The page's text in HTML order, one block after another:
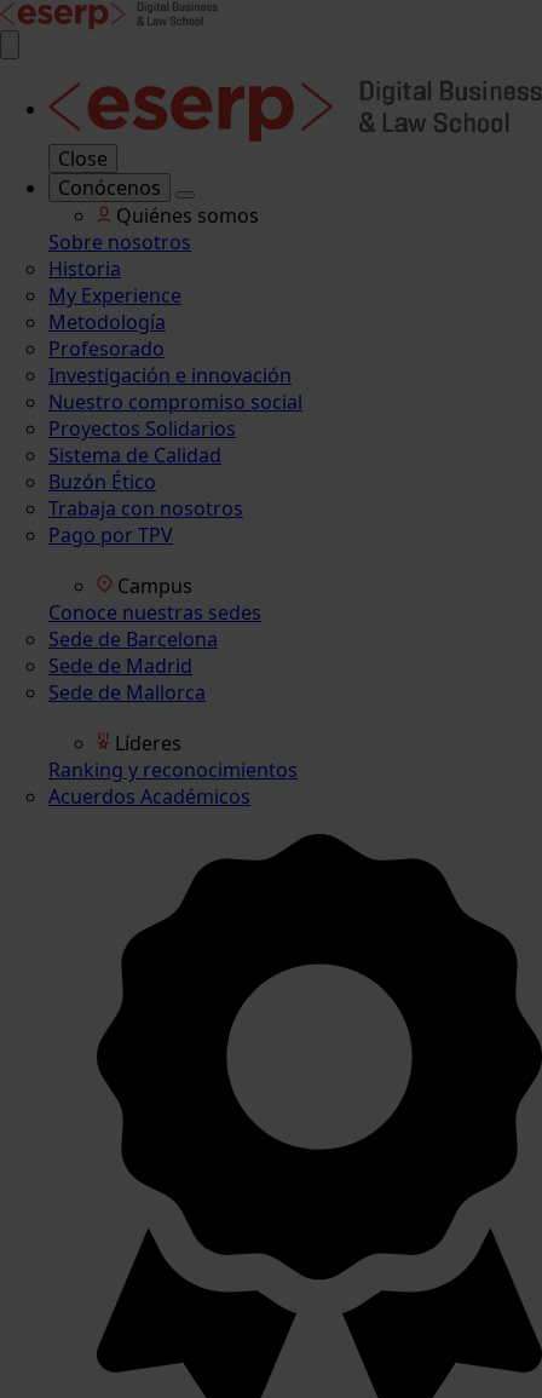
Close
Conócenos
Quiénes somos
Sobre nosotros
Historia
My Experience
Metodología
Profesorado
Investigación e innovación
Nuestro compromiso social
Proyectos Solidarios
Sistema de Calidad
Buzón Ético
Trabaja con nosotros
Pago por TPV
Campus
Conoce nuestras sedes
Sede de Barcelona
Sede de Madrid
Sede de Mallorca
Líderes
Ranking y reconocimientos
Acuerdos Académicos